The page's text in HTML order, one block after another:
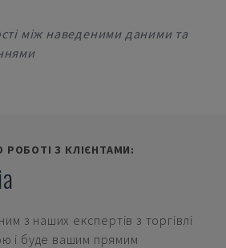
між наведеними даними та
З КЛІЄНТАМИ:
з наших експертів з торгівлі
і буде вашим прямим